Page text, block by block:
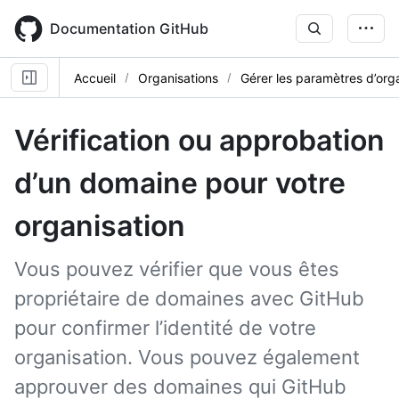
main
content
Documentation GitHub
Accueil Organisations Gérer les paramètres
Vérification ou approbation
d’un domaine pour votre
organisation
Vous pouvez vérifier que vous êtes
propriétaire de domaines avec GitHub
pour confirmer l’identité de votre
organisation. Vous pouvez également
approuver des domaines qui GitHub